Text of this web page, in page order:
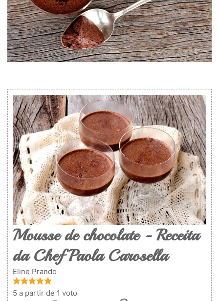
Mousse de chocolate - Receita
da Chef Paola Carosella
Eline Prando
5 a partir de 1 voto